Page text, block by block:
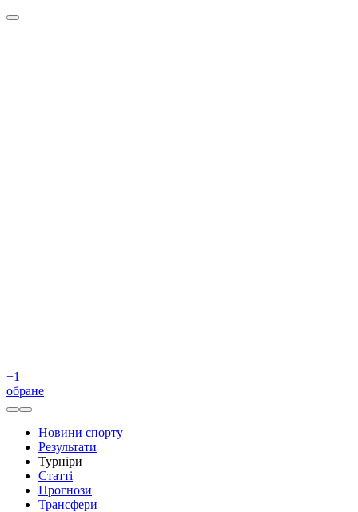
+1
обране
Новини спорту
Результати
Турніри
Статті
Прогнози
Трансфери